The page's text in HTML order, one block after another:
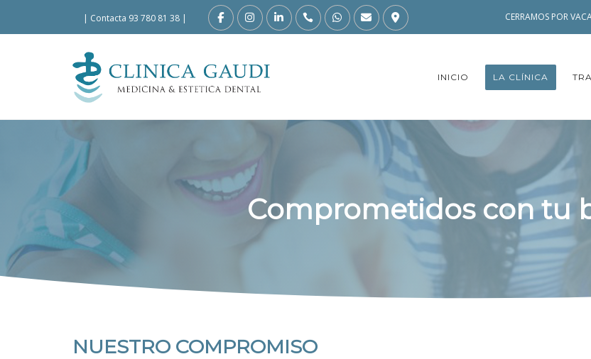
| Contacta 93 780 81 38 | CERRAMOS POR
INICIO LA CLÍNICA
Comprometidos con tu
NUESTRO COMPROMISO